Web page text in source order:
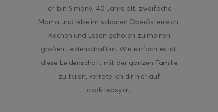
ich bin Simone, 40 Jahre alt, zweifache
Mama und lebe im schönen Oberösterreich.
Kochen und Essen gehören zu meinen
großen Leidenschaften. Wie einfach es ist,
diese Leidenschaft mit der ganzen Familie
zu teilen, verrate ich dir hier auf
cookiteasy.at.